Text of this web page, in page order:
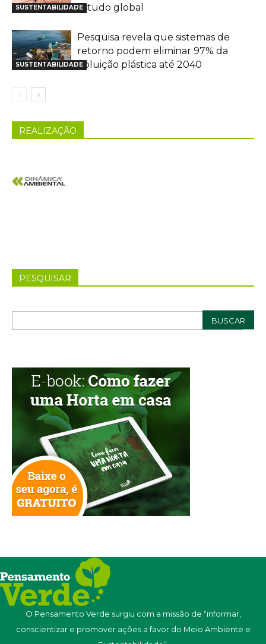
SUSTENTABILIDADEestudo global
SUSTENTABILIDADE
Pesquisa revela que sistemas de
retorno podem eliminar 97% da
poluição plástica até 2040
REALIZAÇÃO
PESQUISAR
O Pensamento Verde surgiu com a missão de “informar,
conscientizar e promover ações a favor do Meio Ambiente e